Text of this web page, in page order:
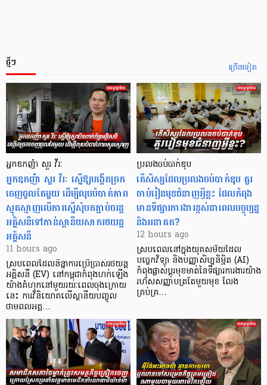
ច្រើនទៀត
ថ្មីៗ
អ្នកឧកញ៉ា សួរ វីរៈ
អ្នកឧកញ៉ា សួរ វីរៈ ស្នើឱ្យបង្កើតច្រក
ចេញចូលតែមួយ ដើម្បីលុបបំបាត់ភាព
ស្មុគស្មាញលើការស្នើសុំបតភ្ជាប់ចរន្ត
អគ្គិសនីទៅកាន់ស្ថានីយសាករថយន្ត
អគ្គិសនី
11 hours ago
ស្របពេលដែលនិន្នាការប្រើប្រាស់រថយន្ត
អគ្គិសនី (EV) នៅកម្ពុជាកំពុងហក់ឡើង
យ៉ាងគំហុកនៅមួយរយៈពេលចុងក្រោយ
នេះ ការវិនិយោគលើស្ថានីយបញ្ចូល
ថាមពលអគ្គ…
ប្រលងចប់បាក់ឌុប
តើសិស្សដែលប្រលងចប់បាក់ឌុប គួរ
ចាប់រៀនមុខជំនាញអ្វីខ្លះ ដែលកំពុង
មានទីផ្សារការងារខ្ពស់នាពេលបច្ចុប្បន្ន
និងអនាគត?
12 hours ago
ស្របពេលនៅក្នុងយុគសម័យដែល
បច្ចេកវិទ្យា និងបញ្ញាសិប្បនិម្មិត (AI)
កំពុងផ្លាស់ប្តូរមុខមាត់នៃទីផ្សារការងារយ៉ាង
រហ័សសញ្ញាបត្រតែមួយមុខ លែង
គ្រប់គ្រ…